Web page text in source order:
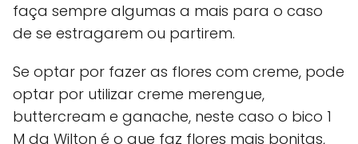
faça sempre algumas a mais para o caso
de se estragarem ou partirem.
Se optar por fazer as flores com creme, pode
optar por utilizar creme merengue,
buttercream e ganache, neste caso o bico 1
M da Wilton é o que faz flores mais bonitas,